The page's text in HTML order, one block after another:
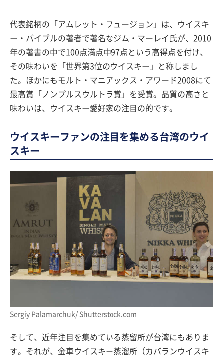
代表銘柄の「アムレット・フュージョン」は、ウイスキ
ー・バイブルの著者で著名なジム・マーレイ氏が、2010
年の著書の中で100点満点中97点という高得点を付け、
その味わいを「世界第3位のウイスキー」と称しまし
た。ほかにもモルト・マニアックス・アワード2008にて
最高賞「ノンプルスウルトラ賞」を受賞。品質の高さと
味わいは、ウイスキー愛好家の注目の的です。
ウイスキーファンの注目を集める台湾のウイ
スキー
Sergiy Palamarchuk/ Shutterstock.com
そして、近年注目を集めている蒸留所が台湾にもありま
す。それが、金車ウイスキー蒸溜所（カバランウイスキ